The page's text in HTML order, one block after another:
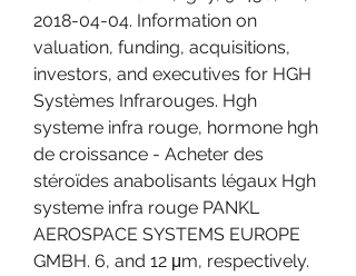
2018-04-04. Information on
valuation, funding, acquisitions,
investors, and executives for HGH
Systèmes Infrarouges. Hgh
systeme infra rouge, hormone hgh
de croissance - Acheter des
stéroïdes anabolisants légaux Hgh
systeme infra rouge PANKL
AEROSPACE SYSTEMS EUROPE
GMBH. 6, and 12 μm, respectively.